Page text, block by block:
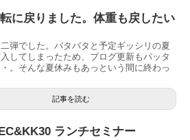
に戻りました。体重も戻したい
弾でした。バタバタと予定ギッシリの夏
してしまったため、ブログ更新もパッタ
。そんな夏休みもあっという間に終わっ
記事を読む
ランチセミナー